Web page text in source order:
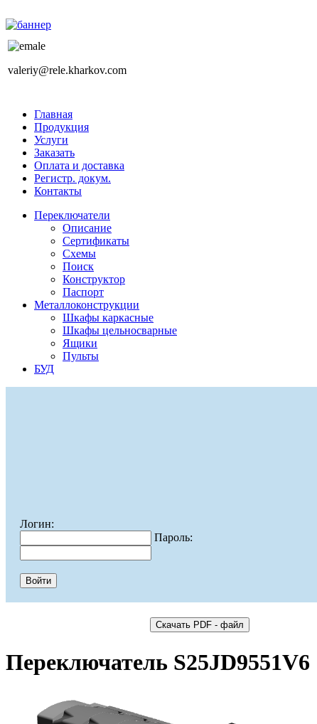
valeriy@rele.kharkov.com
Главная
Продукция
Услуги
Заказать
Оплата и доставка
Регистр. докум.
Контакты
Переключатели
Описание
Сертификаты
Схемы
Поиск
Конструктор
Паспорт
Металлоконструкции
Шкафы каркасные
Шкафы цельносварные
Ящики
Пульты
БУД
Логин:
Пароль:
Переключатель S25JD9551V6